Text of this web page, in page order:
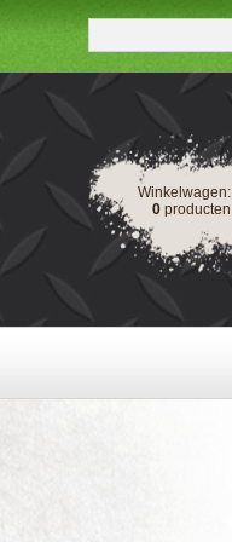
Winkelwagen:
0 producten